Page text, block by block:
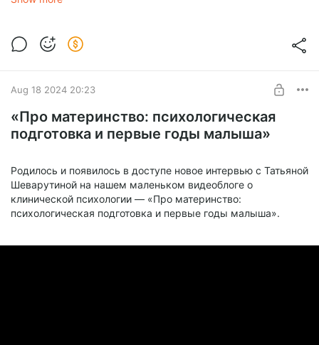
консалтингового бизнеса, построения системы подбора
СНГ «Анкор» (1989 - 2007).
Aug 18 2024 20:23
«Про материнство: психологическая
подготовка и первые годы малыша»
Родилось и появилось в доступе новое интервью с Татьяной
Шеварутиной на нашем маленьком видеоблоге о
клинической психологии — «Про материнство:
психологическая подготовка и первые годы малыша».